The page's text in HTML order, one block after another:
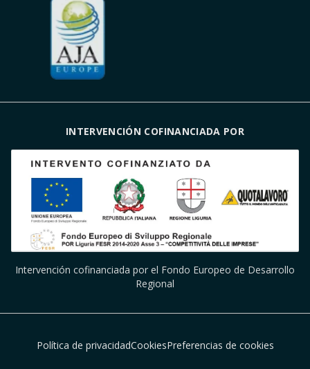
INTERVENCIÓN COFINANCIADA POR
Intervención cofinanciada por el Fondo Europeo de Desarrollo
Regional
Política de privacidadCookiesPreferencias de cookies